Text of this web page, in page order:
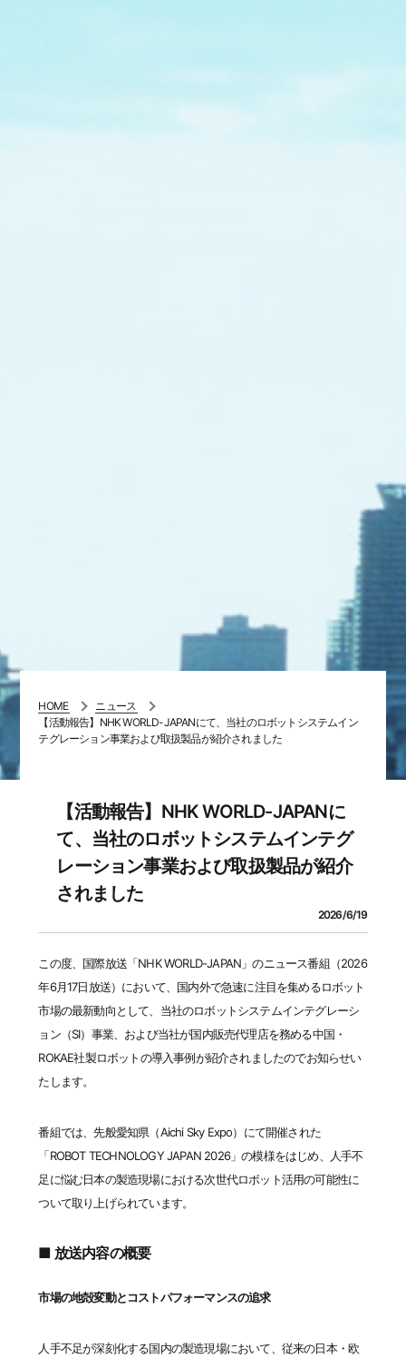
HOME
ニュース
【活動報告】NHK WORLD-JAPANにて、当社のロボットシステムイン
テグレーション事業および取扱製品が紹介されました
【活動報告】NHK WORLD-JAPANに
て、当社のロボットシステムインテグ
レーション事業および取扱製品が紹介
されました
2026/6/19
この度、国際放送「NHK WORLD-JAPAN」のニュース番組（2026
年6月17日放送）において、国内外で急速に注目を集めるロボット
市場の最新動向として、当社のロボットシステムインテグレーシ
ョン（SI）事業、および当社が国内販売代理店を務める中国・
ROKAE社製ロボットの導入事例が紹介されましたのでお知らせい
たします。
番組では、先般愛知県（Aichi Sky Expo）にて開催された
「ROBOT TECHNOLOGY JAPAN 2026」の模様をはじめ、人手不
足に悩む日本の製造現場における次世代ロボット活用の可能性に
ついて取り上げられています。
■ 放送内容の概要
市場の地殻変動とコストパフォーマンスの追求
人手不足が深刻化する国内の製造現場において、従来の日本・欧